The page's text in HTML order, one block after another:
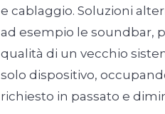
e cablaggio. Soluzioni
ad esempio le soundbar,
qualità di un vecchio
solo dispositivo,
richiesto in passato e